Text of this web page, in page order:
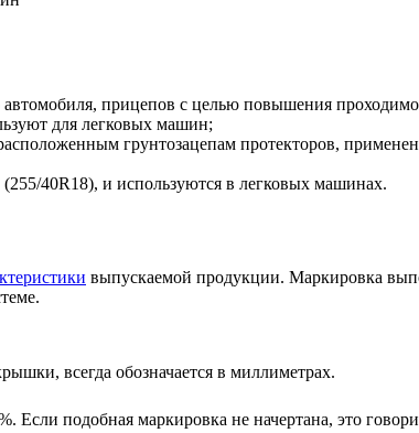
прицепов с целью повышения
для легковых машин;
грунтозацепам протекторов,
40R18), и используются в легковых машинах.
выпускаемой продукции. Маркировка
всегда обозначается в миллиметрах.
Если подобная маркировка не начертана, это